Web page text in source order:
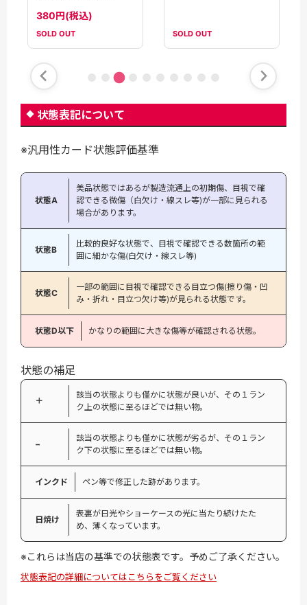
380円(税込)
SOLD OUT SOLD OUT
状態表記について
※汎用性カード状態評価基準
状態A
美品状態ではあるが製造流通上の初期傷、目視で確
認できる微傷（白欠け・線スレ等)が一部に見られる
場合があります。
状態B
比較的良好な状態で、目視で確認できる数箇所の範
囲に細かな傷(白欠け・線スレ等)
状態C
一部の範囲に目視で確認できる目立つ傷(擦り傷・凹
み・折れ・目立つ欠け等)が見られる状態です。
状態D以下 かなりの範囲に大きな傷等が確認される状態。
状態の補足
＋
該当の状態よりも僅かに状態が良いが、その１ラン
ク上の状態に至るほどでは無い物。
−
該当の状態よりも僅かに状態が劣るが、その１ラン
ク下の状態に至るほどでは無い物。
インクド ペン等で修正した跡があります。
日焼け
表裏が日光やショーケースの光に当たり続けたた
め、薄くなっています。
※これらは当店の基準での状態表です。予めご了承ください。
状態表記の詳細についてはこちらをご覧ください